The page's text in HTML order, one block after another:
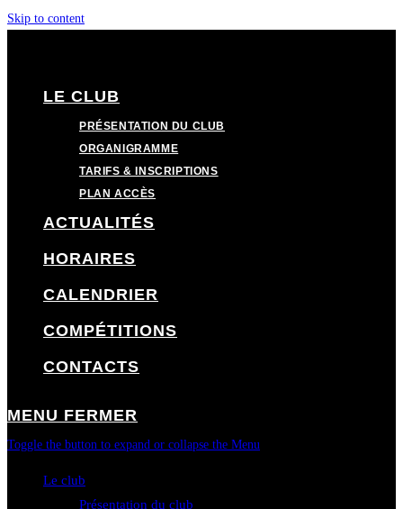
Skip to content
LE CLUB
PRÉSENTATION DU CLUB
ORGANIGRAMME
TARIFS & INSCRIPTIONS
PLAN ACCÈS
ACTUALITÉS
HORAIRES
CALENDRIER
COMPÉTITIONS
CONTACTS
MENU FERMER
Toggle the button to expand or collapse the Menu
Le club
Présentation du club